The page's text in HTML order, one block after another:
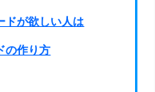
ドが欲しい人は
の作り方